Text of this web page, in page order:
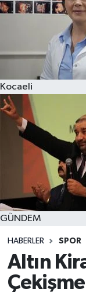
Kocaeli
GÜNDEM
HABERLER SPOR
Altın
Süper Lig
Tüm
Son Dakika
Haber